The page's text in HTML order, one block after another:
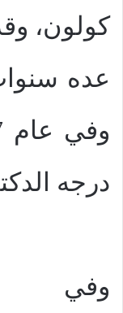
كولون،
عده
درجه
وفي